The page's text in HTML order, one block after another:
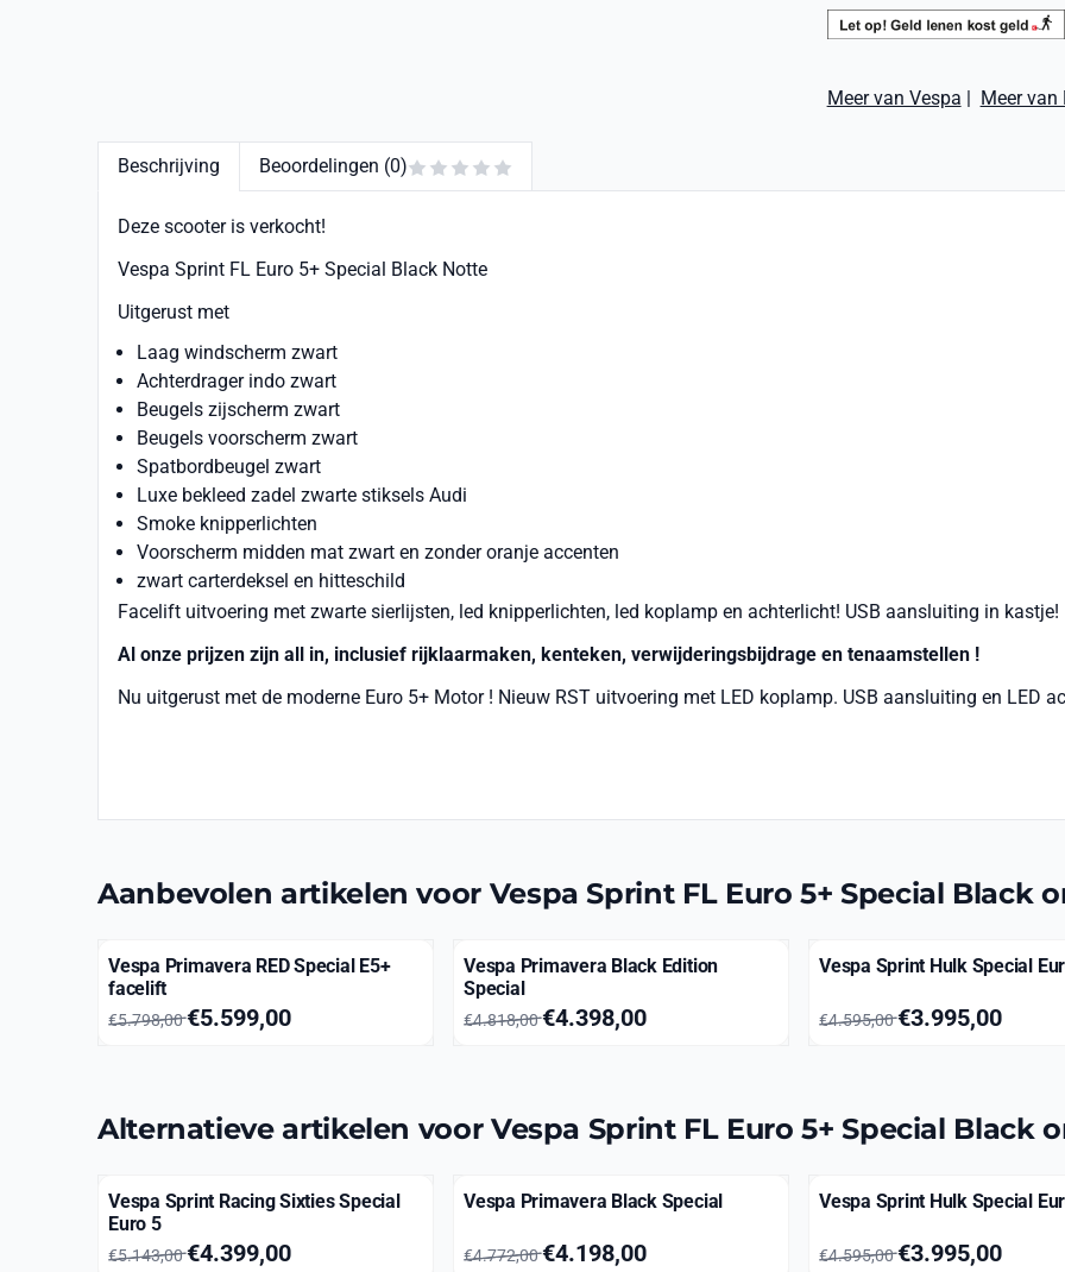
Meer van Vespa | Meer van
Beschrijving Beoordelingen (0)
Deze scooter is verkocht!
Vespa Sprint FL Euro 5+ Special Black Notte
Uitgerust met
Laag windscherm zwart
Achterdrager indo zwart
Beugels zijscherm zwart
Beugels voorscherm zwart
Spatbordbeugel zwart
Luxe bekleed zadel zwarte stiksels Audi
Smoke knipperlichten
Voorscherm midden mat zwart en zonder oranje accenten
zwart carterdeksel en hitteschild
Facelift uitvoering met zwarte sierlijsten, led knipperlichten, led koplamp en achterlicht! USB aansluiting in kastje!
Al onze prijzen zijn all in, inclusief rijklaarmaken, kenteken, verwijderingsbijdrage en tenaamstellen !
Nu uitgerust met de moderne Euro 5+ Motor ! Nieuw RST uitvoering met LED koplamp. USB aansluiting en LED
Aanbevolen artikelen voor Vespa Sprint FL Euro 5+ Special Black
Vespa Primavera RED Special E5+
facelift
Van 5 798,00 voor 5 599,00
€5.798,00€5.599,00
Vespa Primavera Black Edition
Special
Van 4 818,00 voor 4 398,00
€4.818,00€4.398,00
Vespa Sprint Hulk Special
Van 4 595,00 voor 3 995,00
€4.595,00€3.995,00
Alternatieve artikelen voor Vespa Sprint FL Euro 5+ Special Black
Vespa Sprint Racing Sixties Special
Euro 5
Van 5 143,00 voor 4 399,00
€5.143,00€4.399,00
Vespa Primavera Black Special
Van 4 772,00 voor 4 198,00
€4.772,00€4.198,00
Vespa Sprint Hulk Special
Van 4 595,00 voor 3 995,00
€4.595,00€3.995,00